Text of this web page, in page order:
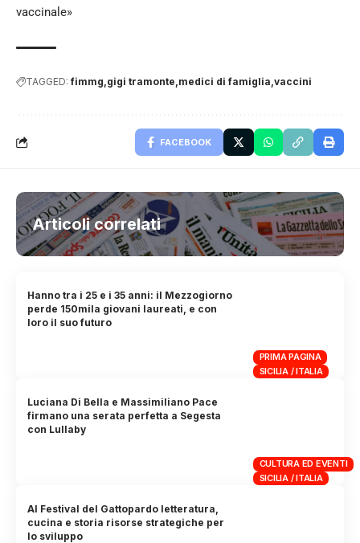
vaccinale»
TAGGED: fimmg gigi tramonte medici di famiglia vaccini
FACEBOOK
Articoli correlati
PRIMA PAGINA
SICILIA / ITALIA
Hanno tra i 25 e i 35 anni: il Mezzogiorno
perde 150mila giovani laureati, e con
loro il suo futuro
CULTURA ED EVENTI
SICILIA / ITALIA
Luciana Di Bella e Massimiliano Pace
firmano una serata perfetta a Segesta
con Lullaby
Al Festival del Gattopardo letteratura,
cucina e storia risorse strategiche per
lo sviluppo